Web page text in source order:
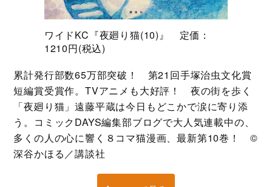
ワイドKC『夜廻り猫(10)』 定価：
1210円(税込)
累計発行部数65万部突破！ 第21回手塚治虫文化賞
短編賞受賞作。TVアニメも大好評！ 夜の街を歩く
「夜廻り猫」遠藤平蔵は今日もどこかで涙に寄り添
う。コミックDAYS編集部ブログで大人気連載中の、
多くの人の心に響く８コマ猫漫画、最新第10巻！ ©
深谷かほる／講談社